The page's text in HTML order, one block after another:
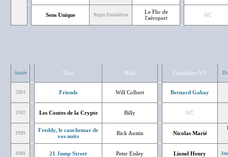
Sens Unique Roger Donaldson
Le Flic de
l'aéroport
NC
Année Titre Rôle Comédien V.F
2001 Friends Will Colbert Bernard Gabay
1992 Les Contes de la Crypte Billy NC
1989
Freddy, le cauchemar de
vos nuits
Rick Austin Nicolas Marié
1988 21 Jump Street Peter Eisley Lionel Henry